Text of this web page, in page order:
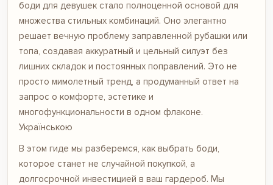
боди для девушек стало полноценной основой для
множества стильных комбинаций. Оно элегантно
решает вечную проблему заправленной рубашки или
топа, создавая аккуратный и цельный силуэт без
лишних складок и постоянных поправлений. Это не
просто мимолетный тренд, а продуманный ответ на
запрос о комфорте, эстетике и
многофункциональности в одном флаконе.
Українською
В этом гиде мы разберемся, как выбрать боди,
которое станет не случайной покупкой, а
долгосрочной инвестицией в ваш гардероб. Мы